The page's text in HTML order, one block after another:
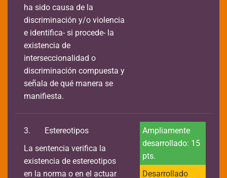
ha sido causa de la
discriminación y/o violencia
e identifica- si procede- la
existencia de
interseccionalidad o
discriminación compuesta y
señala de qué manera se
manifiesta.
3.
Estereotipos
La sentencia verifica la
existencia de estereotipos
en la norma o en el actuar
Ampliamente
desarrollado: 15
pts.
Desarrollado